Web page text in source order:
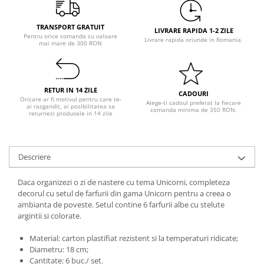
Petrecere Mexicana
Petrecere Tropicala
Summer Party
Petrecere 30 ani
Petrecere 40 Ani
Petrecere 50 ani
Ocazie
Anul Nou
Gender Reveal
Botez
Halloween
Nunta
Paste
Petrecere 1 An
TRANSPORT GRATUIT
Pentru orice comanda cu valoare
mai mare de 300 RON
LIVRARE RAPIDA 1-2 ZILE
Livrare rapida oriunde in Romania.
RETUR IN 14 ZILE
Oricare ar fi motivul pentru care te-
ai razgandit, ai posibilitatea sa
returnezi produsele in 14 zile
CADOURI
Alege-ti cadoul preferat la fiecare
comanda minima de 350 RON.
Descriere
Daca organizezi o zi de nastere cu tema Unicorni, completeza
decorul cu setul de farfurii din gama Unicorn pentru a creea o
ambianta de poveste. Setul contine 6 farfurii albe cu stelute
argintii si colorate.
Material: carton plastifiat rezistent si la temperaturi ridicate;
Diametru: 18 cm;
Cantitate: 6 buc./ set.